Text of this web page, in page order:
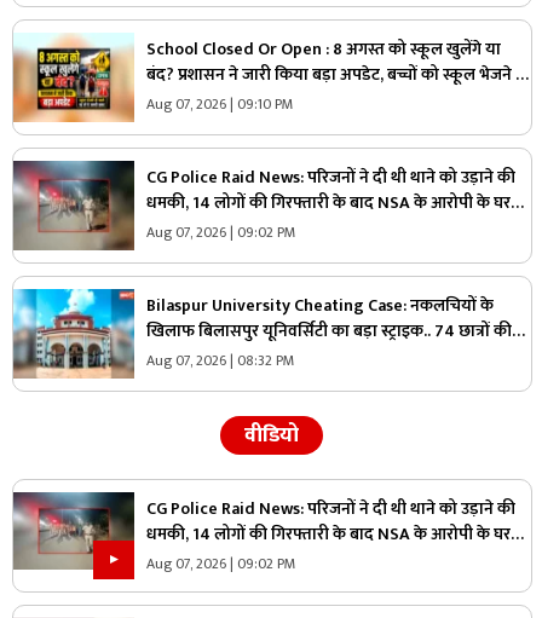
School Closed Or Open : 8 अगस्त को स्कूल खुलेंगे या
बंद? प्रशासन ने जारी किया बड़ा अपडेट, बच्चों को स्कूल भेजने से
पहले जरूर पढ़ लें ये खबर
Aug 07, 2026 | 09:10 PM
CG Police Raid News: परिजनों ने दी थी थाने को उड़ाने की
धमकी, 14 लोगों की गिरफ्तारी के बाद NSA के आरोपी के घर
पुलिस ने मारा छापा, जांच में मिली ये चौंकाने वाली चीज
Aug 07, 2026 | 09:02 PM
Bilaspur University Cheating Case: नकलचियों के
खिलाफ बिलासपुर यूनिवर्सिटी का बड़ा स्ट्राइक.. 74 छात्रों की
परीक्षा रद्द, 45 हजार से ज्यादा छात्रों ने दी थी परीक्षा..
Aug 07, 2026 | 08:32 PM
वीडियो
CG Police Raid News: परिजनों ने दी थी थाने को उड़ाने की
धमकी, 14 लोगों की गिरफ्तारी के बाद NSA के आरोपी के घर
पुलिस ने मारा छापा, जांच में मिली ये चौंकाने वाली चीज
Aug 07, 2026 | 09:02 PM